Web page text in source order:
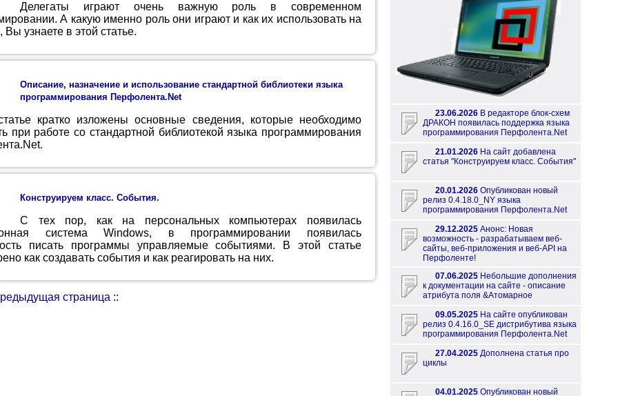
Делегаты играют очень важную роль в современном
А какую именно роль они играют и как их использовать на
Вы узнаете в этой статье.
Описание, назначение и использование стандартной библиотеки языка
программирования Перфолента.Net
кратко изложены основные сведения, которые необходимо
при работе со стандартной библиотекой языка программирования
Конструируем класс. События.
С тех пор, как на персональных компьютерах появилась
система Windows, в программировании появилась
писать программы управляемые событиями. В этой статье
как создавать события и как реагировать на них.
страница ::
23.06.2026 В редакторе блок-схем
ДРАКОН появилась поддержка языка
программирования Перфолента.Net
21.01.2026 На сайт добавлена
статья "Конструируем класс. События"
20.01.2026 Опубликован новый
релиз 0.4.18.0_NY языка
программирования Перфолента.Net
29.12.2025 Анонс: Новая
возможность - разрабатываем веб-
сайты, веб-приложения и веб-API на
Перфоленте!
07.06.2025 Небольшие дополнения
к документации на сайте - описание
атрибута поля &Атомарное
09.05.2025 На сайте опубликован
релиз 0.4.16.0_SE дистрибутива языка
программирования Перфолента.Net
27.04.2025 Дополнена статья про
циклы
04.01.2025 Опубликован новый